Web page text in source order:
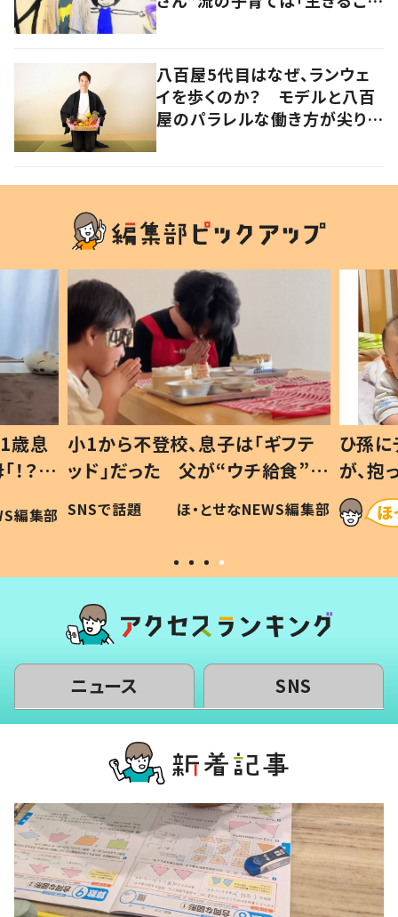
八百屋5代目はなぜ、ランウェ
イを歩くのか？ モデルと八百
屋のパラレルな働き方が尖り続
歳息
？」
編集部
小1から不登校、息子は「ギフテ
ッド」だった 父が“ウチ給食”を
作り続ける理由とは #令和の親
#令和の子
SNSで話題 ほ・とせなNEWS編集部
ひ孫
が、
「涙が
い」
ニュース SNS